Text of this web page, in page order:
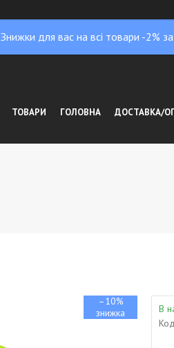
Знижки для вас на всі товари -2%
ТОВАРИ ГОЛОВНА ДОСТАВКА/
–10%
В